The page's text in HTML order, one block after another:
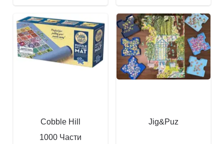
Cobble Hill
1000 Части
Jig&Puz